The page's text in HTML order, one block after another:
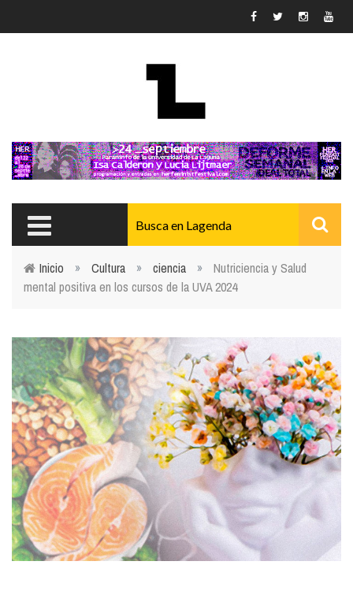
Usted está aquí
Inicio » Cultura » ciencia »
Nutriciencia y Salud
mental positiva en los cursos de la UVA 2024